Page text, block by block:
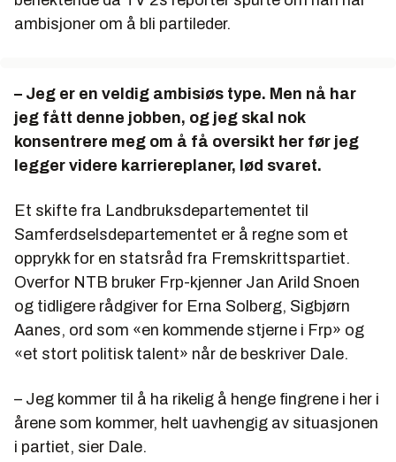
ambisjoner om å bli partileder.
– Jeg er en veldig ambisiøs type. Men nå har
jeg fått denne jobben, og jeg skal nok
konsentrere meg om å få oversikt her før jeg
legger videre karriereplaner, lød svaret.
Et skifte fra Landbruksdepartementet til
Samferdselsdepartementet er å regne som et
opprykk for en statsråd fra Fremskrittspartiet.
Overfor NTB bruker Frp-kjenner Jan Arild Snoen
og tidligere rådgiver for Erna Solberg, Sigbjørn
Aanes, ord som «en kommende stjerne i Frp» og
«et stort politisk talent» når de beskriver Dale.
– Jeg kommer til å ha rikelig å henge fingrene i her i
årene som kommer, helt uavhengig av situasjonen
i partiet, sier Dale.